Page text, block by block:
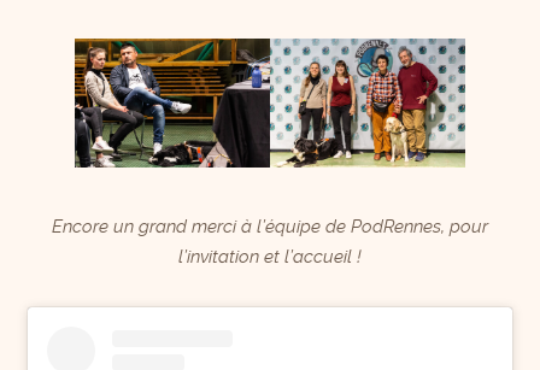
Encore un grand merci à l’équipe de PodRennes, pour
l’invitation et l’accueil !